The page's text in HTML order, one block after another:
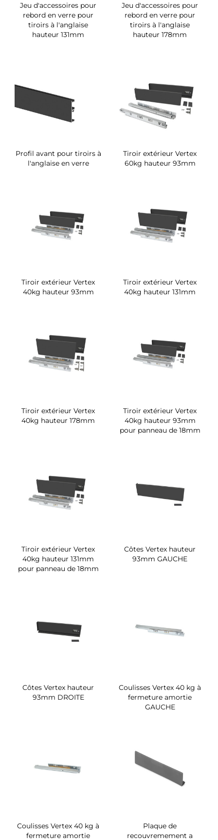
Jeu d'accessoires pour
rebord en verre pour
tiroirs à l'anglaise
hauteur 131mm
Jeu d'accessoires pour
rebord en verre pour
tiroirs à l'anglaise
hauteur 178mm
Profil avant pour tiroirs à
l'anglaise en verre
Tiroir extérieur Vertex
60kg hauteur 93mm
Tiroir extérieur Vertex
40kg hauteur 93mm
Tiroir extérieur Vertex
40kg hauteur 131mm
Tiroir extérieur Vertex
40kg hauteur 178mm
Tiroir extérieur Vertex
40kg hauteur 93mm
pour panneau de 18mm
Tiroir extérieur Vertex
40kg hauteur 131mm
pour panneau de 18mm
Côtes Vertex hauteur
93mm GAUCHE
Côtes Vertex hauteur
93mm DROITE
Coulisses Vertex 40 kg à
fermeture amortie
GAUCHE
Coulisses Vertex 40 kg à
fermeture amortie
Plaque de
recouvremement a